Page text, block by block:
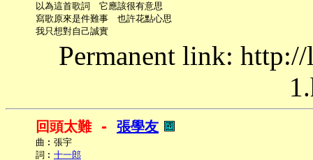
     以為這首歌詞　它應該很有意思
     寫歌原來是件難事　也許花點心思
Permanent link:
回頭太難 - 張學友
     曲︰張宇
     詞︰
十一郎